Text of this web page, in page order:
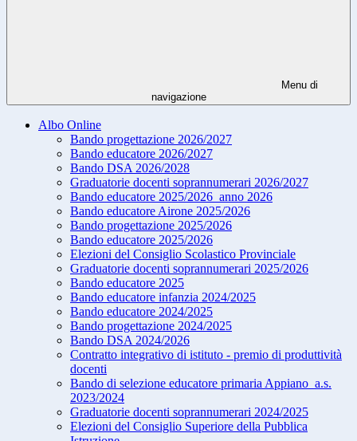
Menu di
navigazione
Albo Online
Bando progettazione 2026/2027
Bando educatore 2026/2027
Bando DSA 2026/2028
Graduatorie docenti soprannumerari 2026/2027
Bando educatore 2025/2026_anno 2026
Bando educatore Airone 2025/2026
Bando progettazione 2025/2026
Bando educatore 2025/2026
Elezioni del Consiglio Scolastico Provinciale
Graduatorie docenti soprannumerari 2025/2026
Bando educatore 2025
Bando educatore infanzia 2024/2025
Bando educatore 2024/2025
Bando progettazione 2024/2025
Bando DSA 2024/2026
Contratto integrativo di istituto - premio di produttività
docenti
Bando di selezione educatore primaria Appiano_a.s.
2023/2024
Graduatorie docenti soprannumerari 2024/2025
Elezioni del Consiglio Superiore della Pubblica